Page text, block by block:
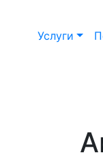
Услуги